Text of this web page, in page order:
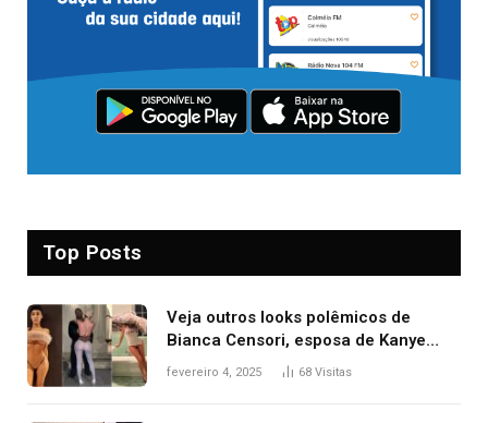
Top Posts
Veja outros looks polêmicos de
Bianca Censori, esposa de Kanye
West que apareceu nua no Grammy
fevereiro 4, 2025 68 Visitas